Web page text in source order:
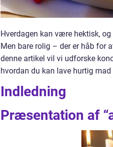
Hverdagen kan være hektisk,
Men bare rolig – der er håb for
denne artikel vil vi udforske
hvordan du kan lave hurtig
Indledning
Præsentation af